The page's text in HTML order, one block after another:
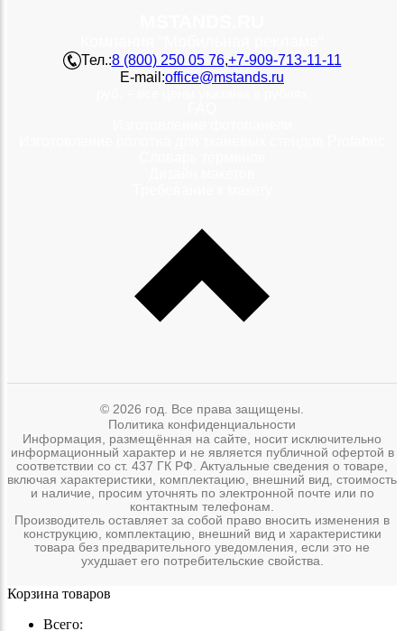
Тел.:8 (800) 250 05 76,+7-909-713-11-11
E-mail:office@mstands.ru
© 2026 год. Все права защищены.
Политика конфиденциальности
Информация, размещённая на сайте, носит исключительно
информационный характер и не является публичной офертой в
соответствии со ст. 437 ГК РФ. Актуальные сведения о товаре,
включая характеристики, комплектацию, внешний вид, стоимость
и наличие, просим уточнять по электронной почте или по
контактным телефонам.
Производитель оставляет за собой право вносить изменения в
конструкцию, комплектацию, внешний вид и характеристики
товара без предварительного уведомления, если это не
ухудшает его потребительские свойства.
Корзина товаров
Всего: